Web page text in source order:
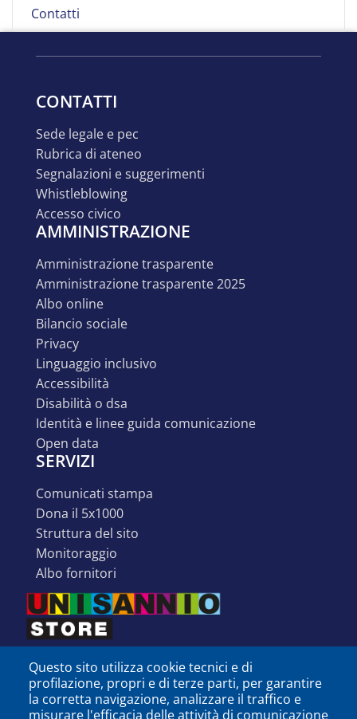
Contatti
CONTATTI
sede legale e pec
rubrica di ateneo
segnalazioni e suggerimenti
whistleblowing
accesso civico
AMMINISTRAZIONE
amministrazione trasparente
amministrazione trasparente 2025
albo online
bilancio sociale
privacy
linguaggio inclusivo
accessibilità
disabilità o dsa
identità e linee guida comunicazione
open data
SERVIZI
comunicati stampa
dona il 5x1000
struttura del sito
monitoraggio
albo fornitori
Questo sito utilizza cookie tecnici e di
profilazione, propri e di terze parti, per garantire
la corretta navigazione, analizzare il traffico e
misurare l'efficacia delle attività di comunicazione